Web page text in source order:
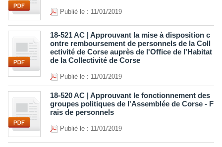
Publié le : 11/01/2019
18-521 AC | Approuvant la mise à disposition c
ontre remboursement de personnels de la Coll
ectivité de Corse auprès de l'Office de l'Habitat
de la Collectivité de Corse
Publié le : 11/01/2019
18-520 AC | Approuvant le fonctionnement des
groupes politiques de l'Assemblée de Corse - F
rais de personnels
Publié le : 11/01/2019